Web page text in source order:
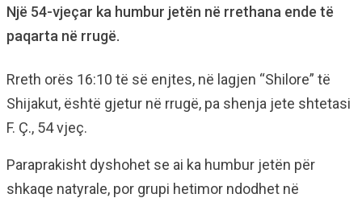
Një 54-vjeçar ka humbur jetën në rrethana ende të
paqarta në rrugë.
Rreth orës 16:10 të së enjtes, në lagjen “Shilore” të
Shijakut, është gjetur në rrugë, pa shenja jete shtetasi
F. Ç., 54 vjeç.
Paraprakisht dyshohet se ai ka humbur jetën për
shkaqe natyrale, por grupi hetimor ndodhet në